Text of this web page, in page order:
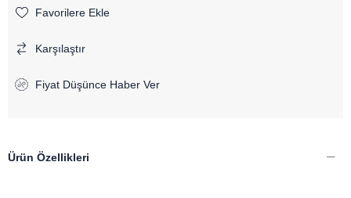
Favorilere Ekle
Karşılaştır
Fiyat Düşünce Haber Ver
Ürün Özellikleri